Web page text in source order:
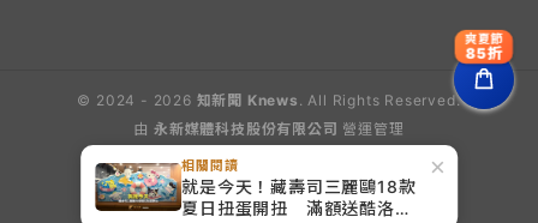
×
相關閱讀
就是今天！藏壽司三麗鷗18款
夏日扭蛋開扭 滿額送酷洛米
© 2024 - 2026 知新聞 Knews . All Rights Reserved.
由 永新媒體科技股份有限公司 營運管理
爽夏節
85折